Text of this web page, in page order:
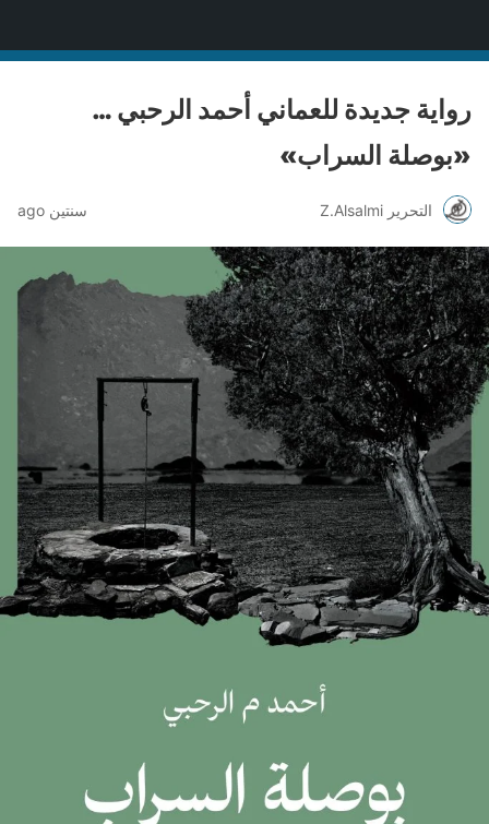
رواية جديدة للعماني أحمد الرحبي …
«بوصلة السراب»
التحرير Z.Alsalmi سنتين ago